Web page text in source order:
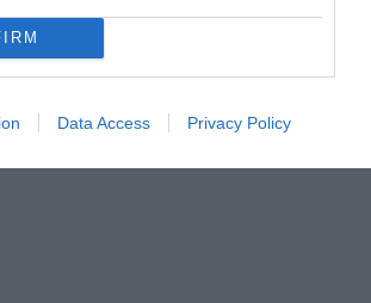
Data Access Privacy Policy